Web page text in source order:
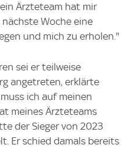
Ärzteteam hat mir
Woche eine
und mich zu erholen."
sei er teilweise
angetreten, erklärte
ich auf meinen
meines Ärzteteams
der Sieger von 2023
Er schied damals bereits